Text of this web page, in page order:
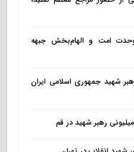
امت و الهام‌بخش جبهه
شهید جمهوری اسلامی ایران
رهبر شهید در قم